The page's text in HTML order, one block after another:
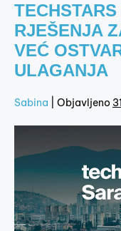
RJEŠENJA
VEĆ
ULAGANJA
Sabina Objavljeno